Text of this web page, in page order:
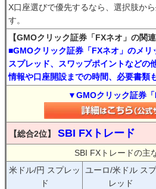
X口座選びで優先するなら、選択肢か
す。
【GMOクリック証券「FXネオ」の関連
■GMOクリック証券「FXネオ」のメリ
スプレッド、スワップポイントなどの
情報や口座開設までの時間、必要書類
▼GMOクリック証券
【総合2位】 SBI FXトレード
SBI FXトレードの主
米ドル/円 スプレッ
ド
ユーロ/米ドル スプ
レッド